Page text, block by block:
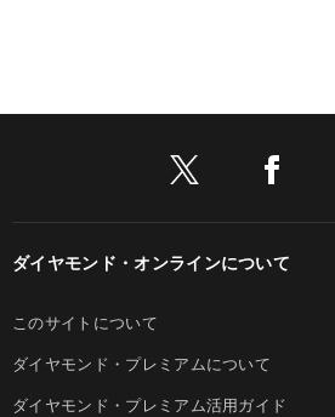
ダイヤモンド・オンラインについて
このサイトについて
ダイヤモンド・プレミアムについて
ダイヤモンド・プレミアム活用ガイド